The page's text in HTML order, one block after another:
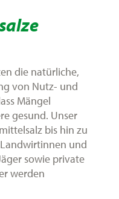
die natürliche,
von Nutz- und
Mängel
gesund. Unser
bis hin zu
und
sowie private
werden